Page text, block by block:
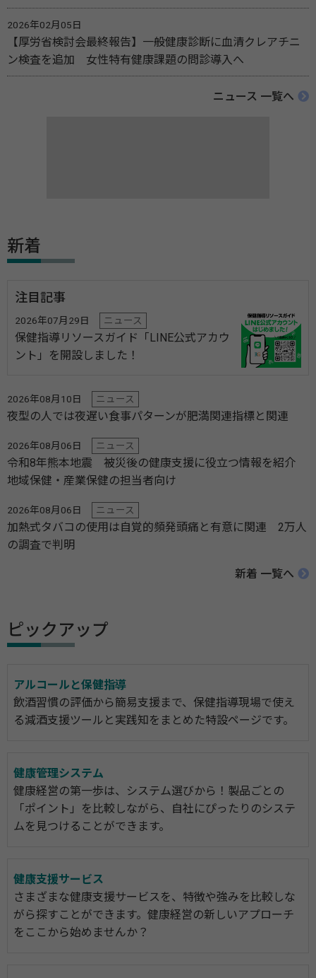
2026年02月05日
【厚労省検討会最終報告】一般健康診断に血清クレアチニ
ン検査を追加 女性特有健康課題の問診導入へ
ニュース 一覧へ
新着
注目記事
2026年07月29日 ニュース
保健指導リソースガイド「LINE公式アカウ
ント」を開設しました！
2026年08月10日 ニュース
夜型の人では夜遅い食事パターンが肥満関連指標と関連
2026年08月06日 ニュース
令和8年熊本地震 被災後の健康支援に役立つ情報を紹介
地域保健・産業保健の担当者向け
2026年08月06日 ニュース
加熱式タバコの使用は自覚的頻発頭痛と有意に関連 2万人
の調査で判明
新着 一覧へ
ピックアップ
アルコールと保健指導
飲酒習慣の評価から簡易支援まで、保健指導現場で使え
る減酒支援ツールと実践知をまとめた特設ページです。
健康管理システム
健康経営の第一歩は、システム選びから！製品ごとの
「ポイント」を比較しながら、自社にぴったりのシステ
ムを見つけることができます。
健康支援サービス
さまざまな健康支援サービスを、特徴や強みを比較しな
がら探すことができます。健康経営の新しいアプローチ
をここから始めませんか？